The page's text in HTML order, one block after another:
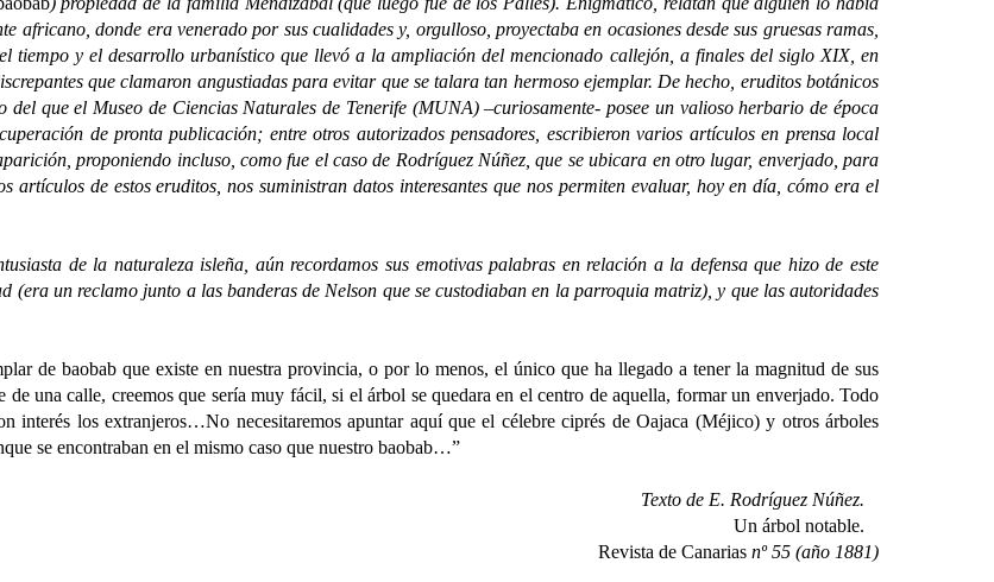
africano, donde era venerado por sus cualidades y, orgulloso, proyectaba en ocasiones desde sus gruesas ramas,
tiempo y el desarrollo urbanístico que llevó a la ampliación del mencionado callejón, a finales del siglo XIX, en
que clamaron angustiadas para evitar que se talara tan hermoso ejemplar. De hecho, eruditos botánicos
que el Museo de Ciencias Naturales de Tenerife (MUNA) –curiosamente- posee un valioso herbario de época
de pronta publicación; entre otros autorizados pensadores, escribieron varios artículos en prensa local
proponiendo incluso, como fue el caso de Rodríguez Núñez, que se ubicara en otro lugar, enverjado, para
artículos de estos eruditos, nos suministran datos interesantes que nos permiten evaluar, hoy en día, cómo era el
de la naturaleza isleña, aún recordamos sus emotivas palabras en relación a la defensa que hizo de este
un reclamo junto a las banderas de Nelson que se custodiaban en la parroquia matriz), y que las autoridades
de baobab que existe en nuestra provincia, o por lo menos, el único que ha llegado a tener la magnitud de sus
de una calle, creemos que sería muy fácil, si el árbol se quedara en el centro de aquella, formar un enverjado. Todo
interés los extranjeros…No necesitaremos apuntar aquí que el célebre ciprés de Oajaca (Méjico) y otros árboles
se encontraban en el mismo caso que nuestro baobab…”
Texto de E. Rodríguez Núñez.
Un árbol notable.
Revista de Canarias nº 55 (año 1881)